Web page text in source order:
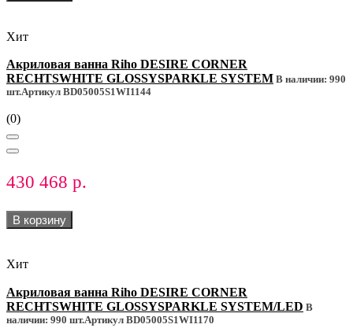
Хит
Акриловая ванна Riho DESIRE CORNER
RECHTSWHITE GLOSSYSPARKLE SYSTEM В наличии: 990
шт.Артикул BD05005S1WI1144
(0)
430 468 р.
В корзину
Хит
Акриловая ванна Riho DESIRE CORNER
RECHTSWHITE GLOSSYSPARKLE SYSTEM/LED В
наличии: 990 шт.Артикул BD05005S1WI1170